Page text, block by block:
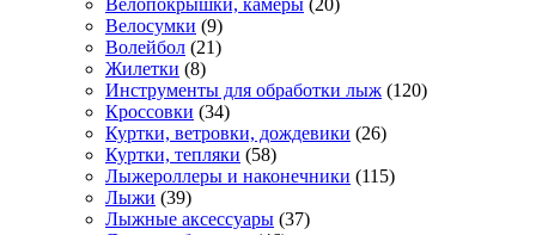
Велопокрышки, камеры (20)
Велосумки (9)
Волейбол (21)
Жилетки (8)
Инструменты для обработки лыж (120)
Кроссовки (34)
Куртки, ветровки, дождевики (26)
Куртки, тепляки (58)
Лыжероллеры и наконечники (115)
Лыжи (39)
Лыжные аксессуары (37)